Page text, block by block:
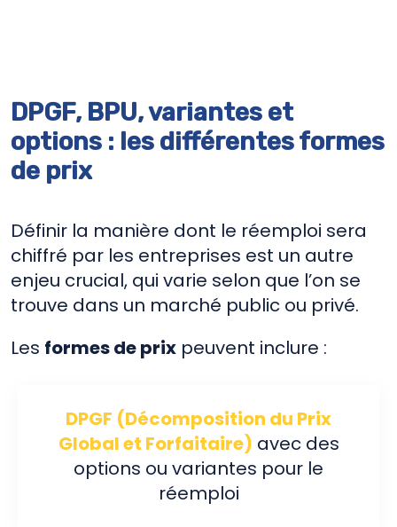
DPGF, BPU, variantes et
options : les différentes formes
de prix
Définir la manière dont le réemploi sera
chiffré par les entreprises est un autre
enjeu crucial, qui varie selon que l’on se
trouve dans un marché public ou privé.
Les formes de prix peuvent inclure :
DPGF (Décomposition du Prix
Global et Forfaitaire) avec des
options ou variantes pour le
réemploi